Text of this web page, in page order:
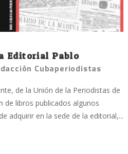
Editorial Pablo
Cubaperiodistas
de la Unión de la Periodistas de
de libros publicados algunos
adquirir en la sede de la editorial,...